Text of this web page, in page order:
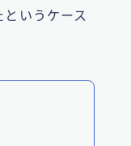
いうケース